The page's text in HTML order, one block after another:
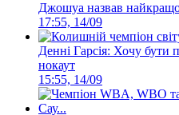
Джошуа назвав
17:55, 14/09
Денні Гарсія: Хочу бути
нокаут
15:55, 14/09